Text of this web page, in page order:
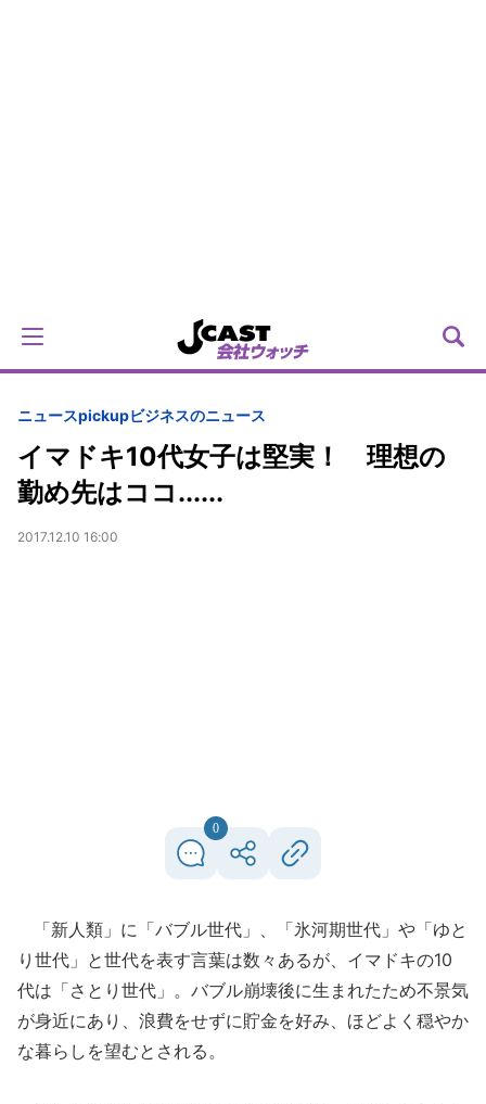
ニュースpickupビジネスのニュース
イマドキ10代女子は堅実！ 理想の
勤め先はココ......
2017.12.10 16:00
0
「新人類」に「バブル世代」、「氷河期世代」や「ゆと
り世代」と世代を表す言葉は数々あるが、イマドキの10
代は「さとり世代」。バブル崩壊後に生まれたため不景気
が身近にあり、浪費をせずに貯金を好み、ほどよく穏やか
な暮らしを望むとされる。